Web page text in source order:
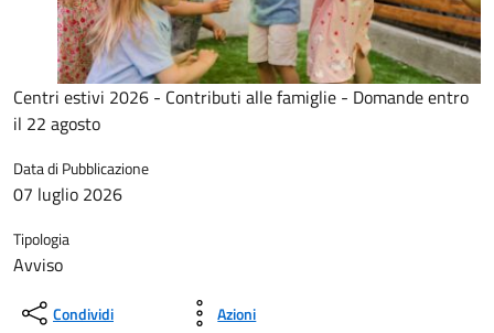
Centri estivi 2026 - Contributi alle famiglie - Domande entro
il 22 agosto
Data di Pubblicazione
07 luglio 2026
Tipologia
Avviso
Condividi Azioni